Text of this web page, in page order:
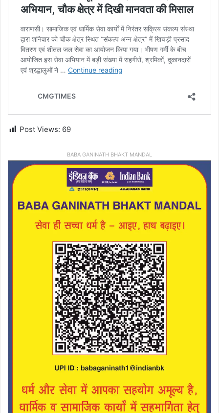
Post Views: 69
BABA GANINATH BHAKT MANDAL